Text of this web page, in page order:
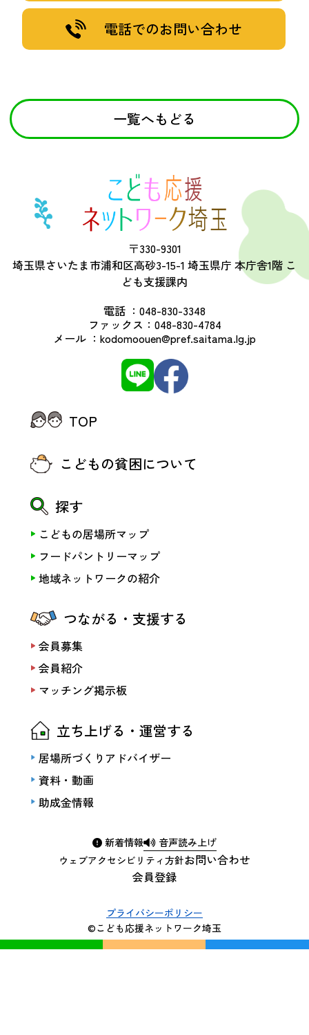
電話でのお問い合わせ
一覧へもどる
〒330-9301
埼玉県さいたま市浦和区高砂3-15-1 埼玉県庁 本庁舎1階 こ
ども支援課内
電話 ： 048-830-3348
ファックス： 048-830-4784
メール ： kodomoouen@pref.saitama.lg.jp
新着情報 音声読み上げ
会員登録
お問い合わせ
ウェブアクセシビリティ方針
TOP
こどもの貧困について
探す
こどもの居場所マップ
フードパントリーマップ
地域ネットワークの紹介
つながる・支援する
会員募集
会員紹介
マッチング掲示板
立ち上げる・運営する
居場所づくりアドバイザー
資料・動画
助成金情報
プライバシーポリシー
©こども応援ネットワーク埼玉